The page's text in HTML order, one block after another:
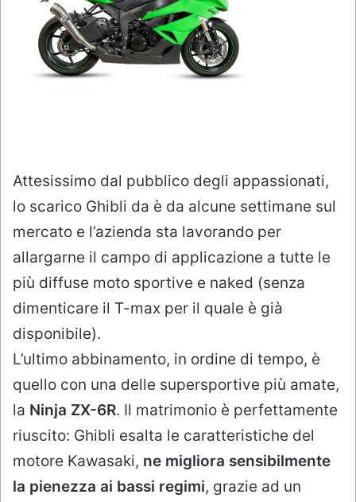
Attesissimo dal pubblico degli appassionati,
lo scarico Ghibli da è da alcune settimane sul
mercato e l’azienda sta lavorando per
allargarne il campo di applicazione a tutte le
più diffuse moto sportive e naked (senza
dimenticare il T-max per il quale è già
disponibile).
L’ultimo abbinamento, in ordine di tempo, è
quello con una delle supersportive più amate,
la Ninja ZX-6R. Il matrimonio è perfettamente
riuscito: Ghibli esalta le caratteristiche del
motore Kawasaki, ne migliora sensibilmente
la pienezza ai bassi regimi, grazie ad un